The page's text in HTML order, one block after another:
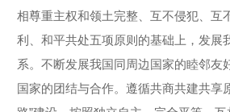
相尊重主权和领土完整、互不侵犯、互
利、和平共处五项原则的基础上，发展
系。不断发展我国同周边国家的睦邻友
国家的团结与合作。遵循共商共建共享